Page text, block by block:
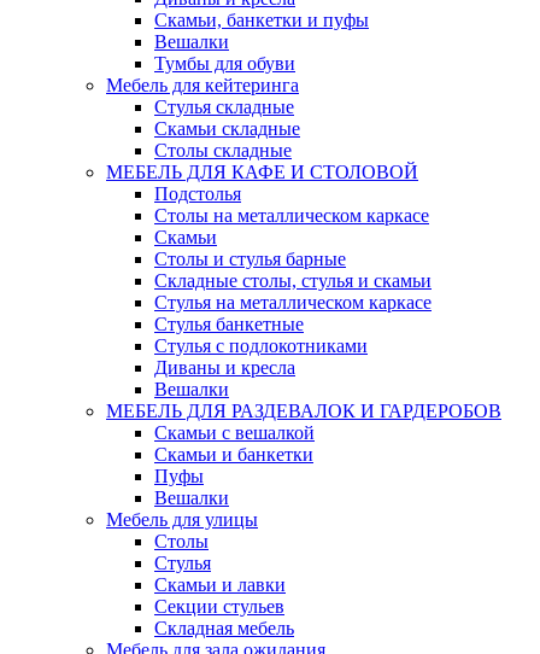
Скамьи, банкетки и пуфы
Вешалки
Тумбы для обуви
Мебель для кейтеринга
Стулья складные
Скамьи складные
Столы складные
МЕБЕЛЬ ДЛЯ КАФЕ И СТОЛОВОЙ
Подстолья
Столы на металлическом каркасе
Скамьи
Столы и стулья барные
Складные столы, стулья и скамьи
Стулья на металлическом каркасе
Стулья банкетные
Стулья с подлокотниками
Диваны и кресла
Вешалки
МЕБЕЛЬ ДЛЯ РАЗДЕВАЛОК И ГАРДЕРОБОВ
Скамьи с вешалкой
Скамьи и банкетки
Пуфы
Вешалки
Мебель для улицы
Столы
Стулья
Скамьи и лавки
Секции стульев
Складная мебель
Мебель для зала ожидания